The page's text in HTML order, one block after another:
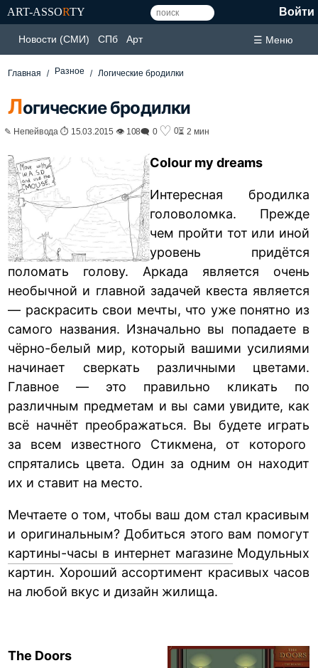
ART-ASSORTY Войти
Новости (СМИ) СПб Арт ☰ Меню
Главная Разное Логические бродилки
Логические бродилки
✎ Непейвода ⏱ 15.03.2015 👁 108🗨 0 ♡ 0⏳ 2 мин
Colour my dreams
Интересная бродилка
головоломка. Прежде
чем пройти тот или иной
уровень придётся
поломать голову. Аркада является очень
необычной и главной задачей квеста является
— раскрасить свои мечты, что уже понятно из
самого названия. Изначально вы попадаете в
чёрно-белый мир, который вашими усилиями
начинает сверкать различными цветами.
Главное — это правильно кликать по
различным предметам и вы сами увидите, как
всё начнёт преображаться. Вы будете играть
за всем известного Стикмена, от которого
спрятались цвета. Один за одним он находит
их и ставит на место.
Мечтаете о том, чтобы ваш дом стал красивым
и оригинальным? Добиться этого вам помогут
картины-часы в интернет магазинеМодульных
картин. Хороший ассортимент красивых часов
на любой вкус и дизайн жилища.
The Doors